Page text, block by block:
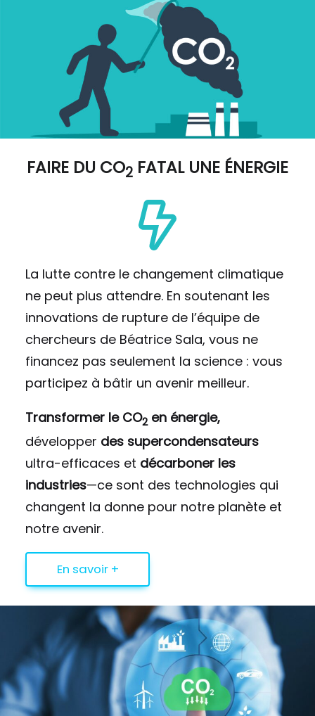
FAIRE DU CO2 FATAL UNE ÉNERGIE
La lutte contre le changement climatique
ne peut plus attendre. En soutenant les
innovations de rupture de l’équipe de
chercheurs de Béatrice Sala, vous ne
financez pas seulement la science : vous
participez à bâtir un avenir meilleur.
Transformer le CO2 en énergie,
développer des supercondensateurs
ultra-efficaces et décarboner les
industries—ce sont des technologies qui
changent la donne pour notre planète et
notre avenir.
En savoir +